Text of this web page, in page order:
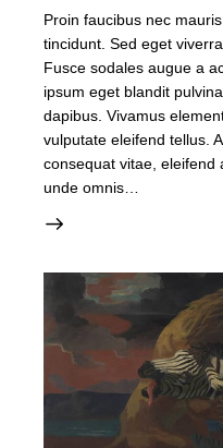
Proin faucibus nec
tincidunt. Sed eget
Fusce sodales augue a
ipsum eget blandit
dapibus. Vivamus
vulputate eleifend tellus.
consequat vitae, eleifend
unde omnis…